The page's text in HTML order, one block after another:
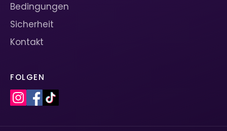
Bedingungen
Sicherheit
Kontakt
FOLGEN